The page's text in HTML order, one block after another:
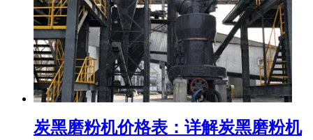
炭黑磨粉机价格表：详解炭黑磨粉机